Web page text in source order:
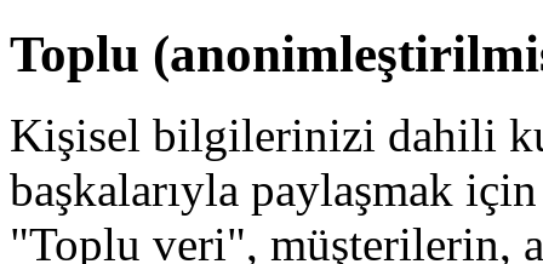
Toplu
Kişisel bilgilerinizi dahili
başkalarıyla paylaşmak
"Toplu veri", müşterilerin,